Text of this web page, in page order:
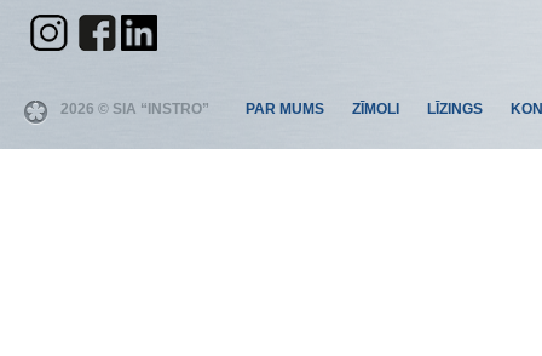
2026 © SIA “INSTRO” PAR MUMS ZĪMOLI LĪZINGS